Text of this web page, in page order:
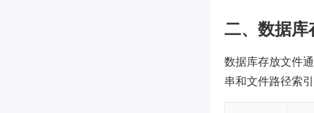
二、数据库
数据库存放文件
串和文件路径索